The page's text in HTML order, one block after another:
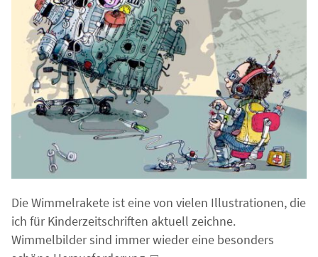
Die Wimmelrakete ist eine von vielen Illustrationen, die
ich für Kinderzeitschriften aktuell zeichne.
Wimmelbilder sind immer wieder eine besonders